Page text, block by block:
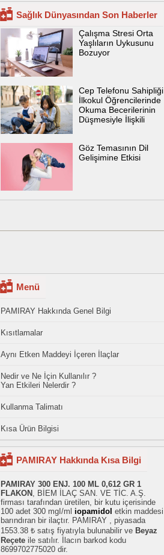
Sağlık Dünyasından Son Haberler
Çalışma Stresi Orta
Yaşlıların Uykusunu
Bozuyor
Cep Telefonu Sahipliği
İlkokul Öğrencilerinde
Okuma Becerilerinin
Düşmesiyle İlişkili
Göz Temasının Dil
Gelişimine Etkisi
Menü
PAMIRAY Hakkında Genel Bilgi
Kısıtlamalar
Aynı Etken Maddeyi İçeren İlaçlar
Nedir ve Ne İçin Kullanılır ?
Yan Etkileri Nelerdir ?
Kullanma Talimatı
Kısa Ürün Bilgisi
PAMIRAY Hakkında Kısa Bilgi
PAMIRAY 300 ENJ. 100 ML 0,612 GR 1
FLAKON , BİEM İLAÇ SAN. VE TİC. A.Ş.
firması tarafından üretilen, bir kutu içerisinde
100 adet 300 mgI/ml iopamidol etkin maddesi
barındıran bir ilaçtır. PAMIRAY , piyasada
1553.38 ₺ satış fiyatıyla bulunabilir ve Beyaz
Reçete ile satılır. İlacın barkod kodu
8699702775020 dir.